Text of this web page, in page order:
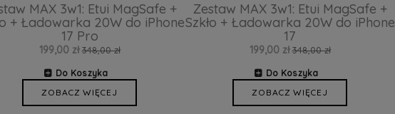
MAX 3w1: Etui MagSafe +
+ Ładowarka 20W do iPhone
17 Pro
199,00 zł 348,00 zł
Do Koszyka
ZOBACZ WIĘCEJ
Zestaw MAX 3w1: Etui MagSafe +
Szkło + Ładowarka 20W do iPhone
17
199,00 zł 348,00 zł
Do Koszyka
ZOBACZ WIĘCEJ